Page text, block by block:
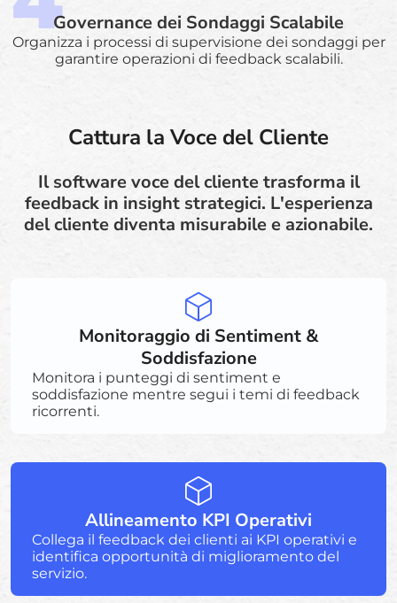
Governance dei Sondaggi Scalabile
Organizza i processi di supervisione dei sondaggi per
garantire operazioni di feedback scalabili.
Cattura la Voce del Cliente
Il software voce del cliente trasforma il
feedback in insight strategici. L'esperienza
del cliente diventa misurabile e azionabile.
Monitoraggio di Sentiment &
Soddisfazione
Monitora i punteggi di sentiment e
soddisfazione mentre segui i temi di feedback
ricorrenti.
Allineamento KPI Operativi
Collega il feedback dei clienti ai KPI operativi e
identifica opportunità di miglioramento del
servizio.